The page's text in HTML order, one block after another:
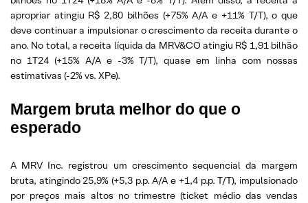
apropriar atingiu R$ 2,80 bilhões (+75% A/A e +11% T/T), o que
deve continuar a impulsionar o crescimento da receita durante o
ano. No total, a receita líquida da MRV&CO atingiu R$ 1,91 bilhão
no 1T24 (+15% A/A e -3% T/T), quase em linha com nossas
estimativas (-2% vs. XPe).
Margem bruta melhor do que o
esperado
A MRV Inc. registrou um crescimento sequencial da margem
bruta, atingindo 25,9% (+5,3 p.p. A/A e +1,4 p.p. T/T), impulsionado
por preços mais altos no trimestre (ticket médio das vendas